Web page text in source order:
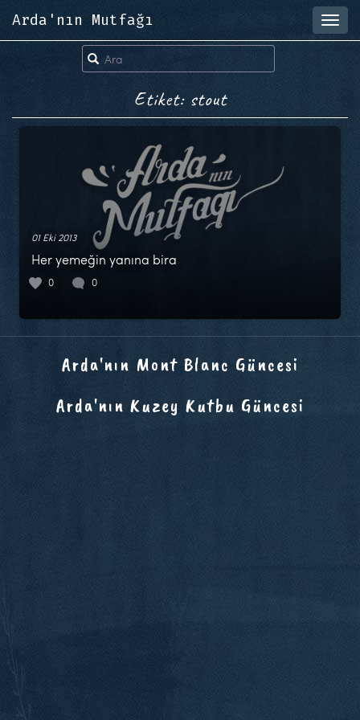
Arda'nın Mutfağı
Etiket: stout
01 Eki 2013
Her yemeğin yanına bira
0 0
Arda'nın Mont Blanc Güncesi
Arda'nın Kuzey Kutbu Güncesi